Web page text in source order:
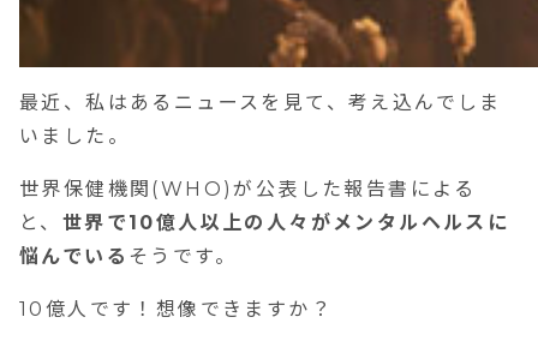
最近、私はあるニュースを見て、考え込んでしま
いました。
世界保健機関(WHO)が公表した報告書による
と、 世界で10億人以上の人々がメンタルヘルスに
悩んでいる そうです。
10億人です！想像できますか？